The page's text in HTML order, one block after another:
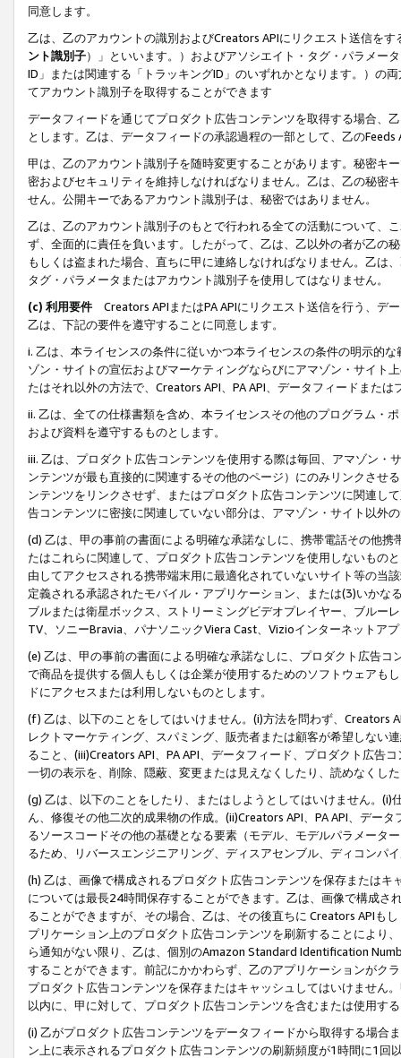
同意します。
乙は、乙のアカウントの識別およびCreators APIにリクエスト送信を
ント識別子）」といいます。）およびアソシエイト・タグ・パラメー
ID」または関連する「トラッキングID」のいずれかとなります。）の
てアカウント識別子を取得することができます
データフィードを通じてプロダクト広告コンテンツを取得する場合、
とします。乙は、データフィードの承認過程の一部として、乙の
甲は、乙のアカウント識別子を随時変更することがあります。秘密キ
密およびセキュリティを維持しなければなりません。乙は、乙の秘密
せん。公開キーであるアカウント識別子は、秘密ではありません。
乙は、乙のアカウント識別子のもとで行われる全ての活動について、
ず、全面的に責任を負います。したがって、乙は、乙以外の者が乙の
もしくは盗まれた場合、直ちに甲に連絡しなければなりません。乙は
タグ・パラメータまたはアカウント識別子を使用してはなりません。
(c) 利用要件 Creators APIまたはPA APIにリクエスト送信を行う、デ
乙は、下記の要件を遵守することに同意します。
i. 乙は、本ライセンスの条件に従いかつ本ライセンスの条件の明示的
ゾン・サイトの宣伝およびマーケティングならびにアマゾン・サイト
たはそれ以外の方法で、Creators API、PA API、データフィードまた
ii. 乙は、全ての仕様書類を含め、本ライセンスその他のプログラム・
および資料を遵守するものとします。
iii. 乙は、プロダクト広告コンテンツを使用する際は毎回、アマゾン
ンテンツが最も直接的に関連するその他のページ）にのみリンクさせ
ンテンツをリンクさせず、またはプロダクト広告コンテンツに関連し
告コンテンツに密接に関連していない部分は、アマゾン・サイト以外
(d) 乙は、甲の事前の書面による明確な承諾なしに、携帯電話その他
たはこれらに関連して、プロダクト広告コンテンツを使用しないもの
由してアクセスされる携帯端末用に最適化されていないサイト等の当
定義される承認されたモバイル・アプリケーション、または(3)いか
ブルまたは衛星ボックス、ストリーミングビデオプレイヤー、ブルー
TV、ソニーBravia、パナソニックViera Cast、Vizioインターネットア
(e) 乙は、甲の事前の書面による明確な承諾なしに、プロダクト広告
で商品を提供する個人もしくは企業が使用するためのソフトウェアも
ドにアクセスまたは利用しないものとします。
(f) 乙は、以下のことをしてはいけません。(i)方法を問わず、Creators
レクトマーケティング、スパミング、販売者または顧客が希望しない
ること、(iii)Creators API、PA API、データフィード、プロダクト広告
一切の表示を、削除、隠蔽、変更または見えなくしたり、読めなくし
(g) 乙は、以下のことをしたり、またはしようとしてはいけません。
ん、修復その他二次的成果物の作成。(ii)Creators API、PA API、デー
るソースコードその他の基礎となる要素（モデル、モデルパラメータ
るため、リバースエンジニアリング、ディスアセンブル、ディコンパ
(h) 乙は、画像で構成されるプロダクト広告コンテンツを保存または
については最長24時間保存することができます。乙は、画像で構成
ることができますが、その場合、乙は、その後直ちに Creators APIも
プリケーション上のプロダクト広告コンテンツを刷新することにより
ら通知がない限り、乙は、個別のAmazon Standard Identification
することができます。前記にかかわらず、乙のアプリケーションがク
プロダクト広告コンテンツを保存またはキャッシュしてはいけません
以内に、甲に対して、プロダクト広告コンテンツを含むまたは使用す
(i) 乙がプロダクト広告コンテンツをデータフィードから取得する場合
ン上に表示されるプロダクト広告コンテンツの刷新頻度が1時間に1